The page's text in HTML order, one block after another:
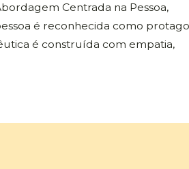
Centrada na Pessoa,
é reconhecida como
é construída com empatia,